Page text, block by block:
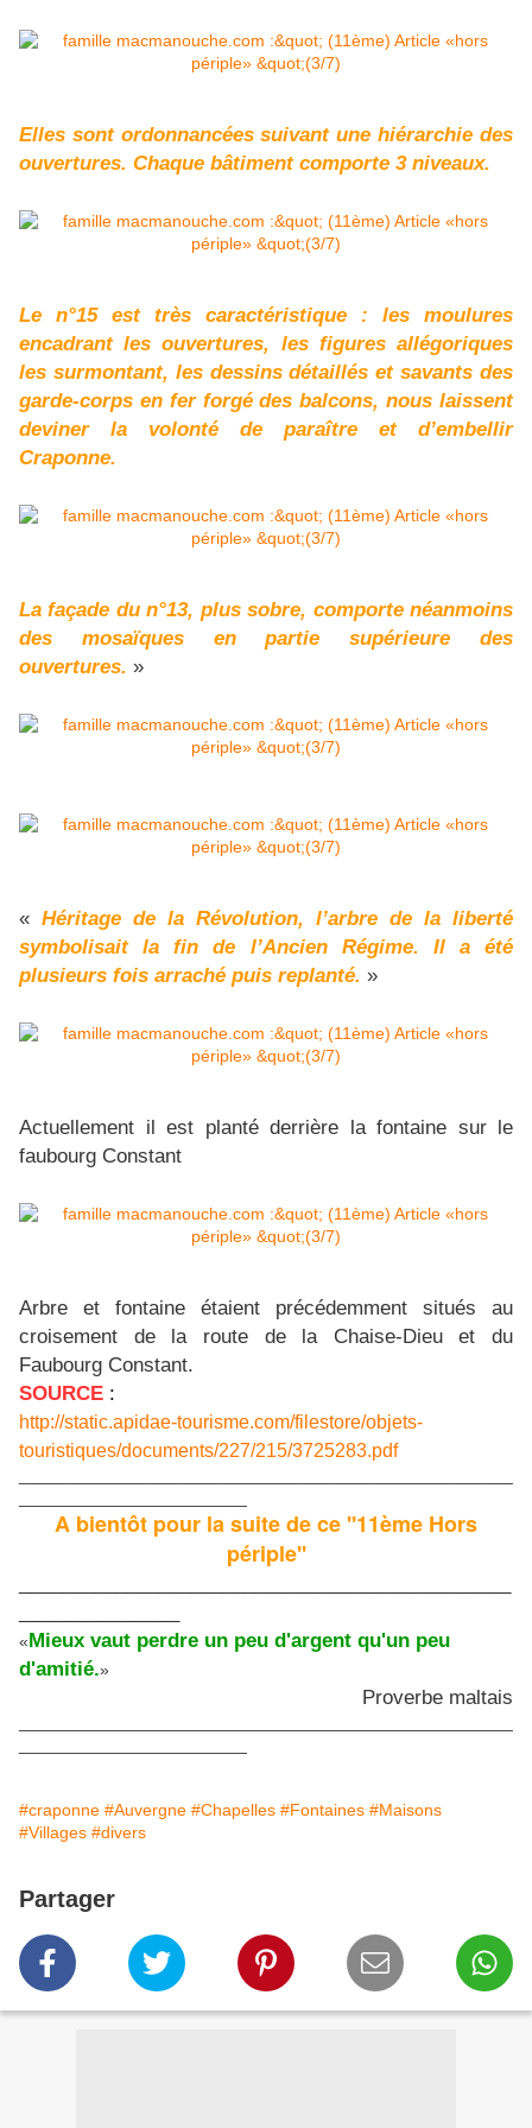
Elles sont ordonnancées suivant une hiérarchie des
ouvertures. Chaque bâtiment comporte 3 niveaux.
Le n°15 est très caractéristique : les moulures
encadrant les ouvertures, les figures allégoriques
les surmontant, les dessins détaillés et savants des
garde-corps en fer forgé des balcons, nous laissent
deviner la volonté de paraître et d’embellir
Craponne.
La façade du n°13, plus sobre, comporte néanmoins
des mosaïques en partie supérieure des
ouvertures. »
« Héritage de la Révolution, l’arbre de la liberté
symbolisait la fin de l’Ancien Régime. Il a été
plusieurs fois arraché puis replanté. »
Actuellement il est planté derrière la fontaine sur le
faubourg Constant
Arbre et fontaine étaient précédemment situés au
croisement de la route de la Chaise-Dieu et du
Faubourg Constant.
SOURCE :
http://static.apidae-tourisme.com/filestore/objets-
touristiques/documents/227/215/3725283.pdf
A bientôt pour la suite de ce ''11ème Hors
périple''
«Mieux vaut perdre un peu d'argent qu'un peu
d'amitié.»
Proverbe maltais
#craponne #Auvergne #Chapelles #Fontaines #Maisons
#Villages #divers
Partager